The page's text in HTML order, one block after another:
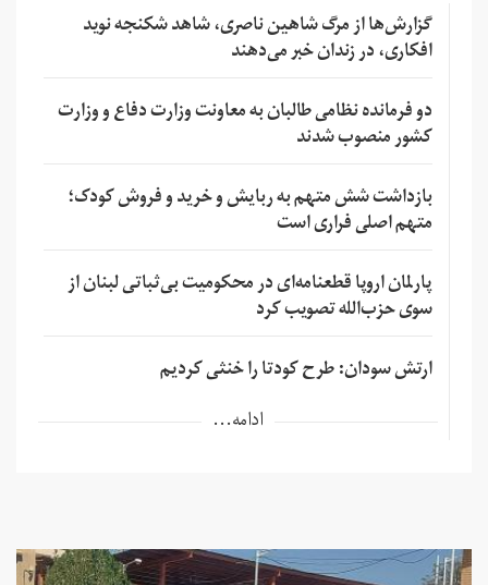
گزارش‌ها از مرگ شاهین ناصری، شاهد شکنجه نوید
افکاری، در زندان خبر می‌دهند
دو فرمانده نظامی طالبان به معاونت وزارت دفاع و وزارت
کشور منصوب شدند
بازداشت شش متهم به ربایش و خرید و فروش کودک؛
متهم اصلی فراری است
پارلمان اروپا قطعنامه‌ای در محکومیت بی‌ثباتی لبنان از
سوی حزب‌الله تصویب کرد
ارتش سودان: طرح کودتا را خنثی کردیم
ادامه...